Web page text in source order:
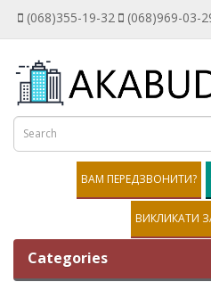
(068)355-19-32 (068)969-03-
ВАМ ПЕРЕДЗВОНИТИ?
ВИКЛИКАТИ
Categories